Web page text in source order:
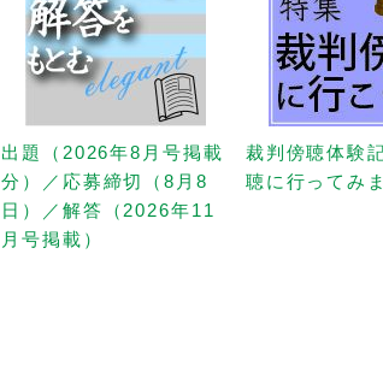
出題（2026年8月号掲載
分）／応募締切（8月8
日）／解答（2026年11
月号掲載）
裁判傍聴体験
聴に行ってみ